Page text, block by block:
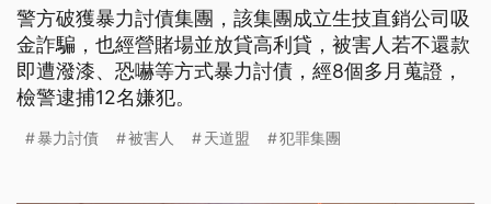
警方破獲暴力討債集團，該集團成立生技直銷公司吸
金詐騙，也經營賭場並放貸高利貸，被害人若不還款
即遭潑漆、恐嚇等方式暴力討債，經8個多月蒐證，
檢警逮捕12名嫌犯。
暴力討債 被害人 天道盟 犯罪集團